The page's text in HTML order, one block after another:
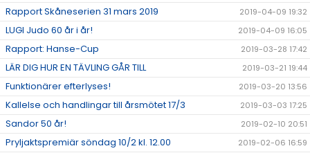
Rapport Skåneserien 31 mars 2019 2019-04-09 19:32
LUGI Judo 60 år i år! 2019-04-09 16:05
Rapport: Hanse-Cup 2019-03-28 17:42
LÄR DIG HUR EN TÄVLING GÅR TILL 2019-03-21 19:44
Funktionärer efterlyses! 2019-03-20 13:56
Kallelse och handlingar till årsmötet 17/3 2019-03-03 17:25
Sandor 50 år! 2019-02-10 20:51
Pryljaktspremiär söndag 10/2 kl. 12.00 2019-02-06 16:59